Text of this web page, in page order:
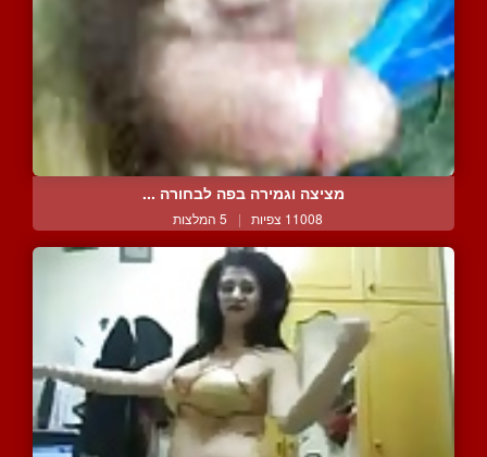
מציצה וגמירה בפה לבחורה ...
11008 צפיות | 5 המלצות